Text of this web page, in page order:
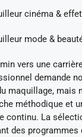
cinéma &
mode &
vers une
demande
maquillage, mais
méthodique et
continu. La
des programmes